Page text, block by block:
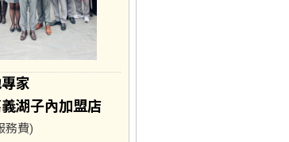
家
湖子內加盟店
務費)